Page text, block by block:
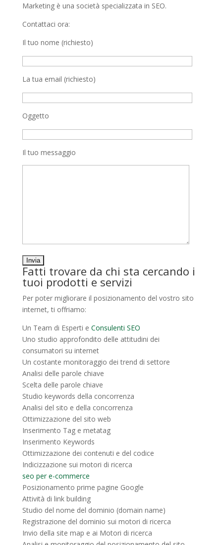
Marketing è una società specializzata in SEO.
Contattaci ora:
Il tuo nome (richiesto)
La tua email (richiesto)
Oggetto
Il tuo messaggio
Fatti trovare da chi sta cercando i
tuoi prodotti e servizi
Per poter migliorare il posizionamento del vostro sito
internet, ti offriamo:
Un Team di Esperti e Consulenti SEO
Uno studio approfondito delle attitudini dei
consumatori su internet
Un costante monitoraggio dei trend di settore
Analisi delle parole chiave
Scelta delle parole chiave
Studio keywords della concorrenza
Analisi del sito e della concorrenza
Ottimizzazione del sito web
Inserimento Tag e metatag
Inserimento Keywords
Ottimizzazione dei contenuti e del codice
Indicizzazione sui motori di ricerca
seo per e-commerce
Posizionamento prime pagine Google
Attività di link building
Studio del nome del dominio (domain name)
Registrazione del dominio sui motori di ricerca
Invio della site map e ai Motori di ricerca